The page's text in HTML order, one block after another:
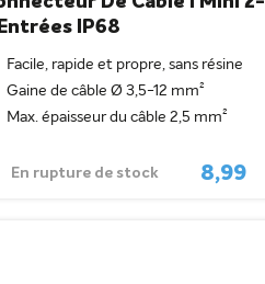
IP68
Facile, rapide et propre, sans résine
Gaine de câble Ø 3,5-12 mm²
Max. épaisseur du câble 2,5 mm²
En rupture de stock 8,99